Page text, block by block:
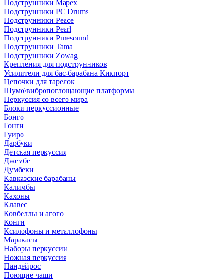
Подструнники Mapex
Подструнники PC Drums
Подструнники Peace
Подструнники Pearl
Подструнники Puresound
Подструнники Tama
Подструнники Zowag
Крепления для подструнников
Усилители для бас-барабана Кикпорт
Цепочки для тарелок
Шумо\вибропоглощающие платформы
Перкуссия со всего мира
Блоки перкуссионные
Бонго
Гонги
Гуиро
Дарбуки
Детская перкуссия
Джембе
Думбеки
Кавказские барабаны
Калимбы
Кахоны
Клавес
Ковбеллы и агого
Конги
Ксилофоны и металлофоны
Маракасы
Наборы перкуссии
Ножная перкуссия
Пандейрос
Поющие чаши